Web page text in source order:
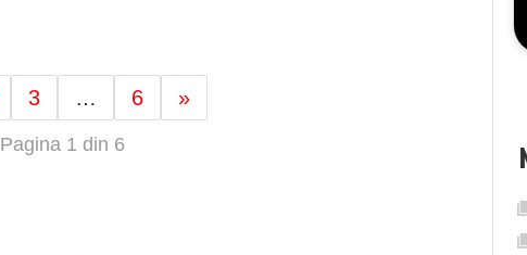
3 … 6 »
Pagina 1 din 6